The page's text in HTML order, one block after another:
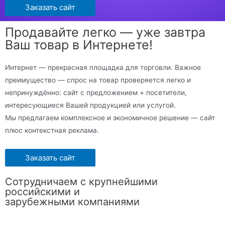
Заказать сайт
Продавайте легко — уже завтра
Ваш товар в Интернете!
Интернет — прекрасная площадка для торговли. Важное
преимущество — спрос на товар проверяется легко и
непринуждённо: сайт с предложением + посетители,
интересующиеся Вашей продукцией или услугой.
Мы предлагаем комплексное и экономичное решение — сайт
плюс контекстная реклама.
Заказать сайт
Сотрудничаем с крупнейшими
российскими и
зарубежными компаниями